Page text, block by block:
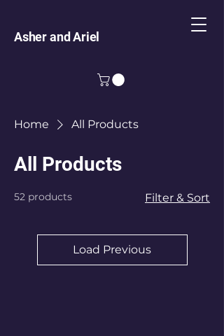
Asher and Ariel
Home All Products
All Products
52 products Filter & Sort
Load Previous